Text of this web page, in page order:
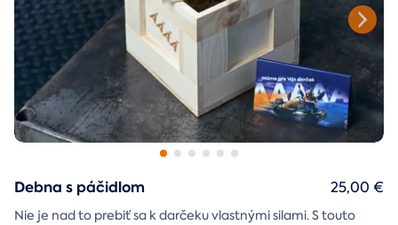
Debna s páčidlom
Nie je nad to prebiť sa k darčeku vlastnými silami. S touto
25,00 €